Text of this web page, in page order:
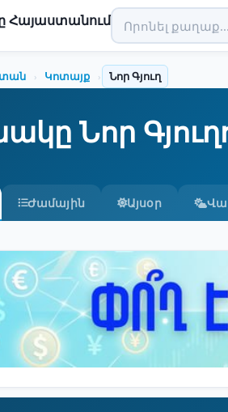
Հայաստանում
› Կոտայք › Նոր Գյուղ
Նոր
Ժամային Այսօր